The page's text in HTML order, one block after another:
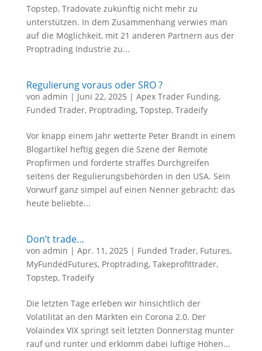
Topstep, Tradovate zukünftig nicht mehr zu
unterstützen. In dem Zusammenhang verwies man
auf die Möglichkeit, mit 21 anderen Partnern aus der
Proptrading Industrie zu...
Regulierung voraus oder SRO ?
von admin | Juni 22, 2025 | Apex Trader Funding,
Funded Trader, Proptrading, Topstep, Tradeify
Vor knapp einem Jahr wetterte Peter Brandt in einem
Blogartikel heftig gegen die Szene der Remote
Propfirmen und forderte straffes Durchgreifen
seitens der Regulierungsbehörden in den USA. Sein
Vorwurf ganz simpel auf einen Nenner gebracht: das
heute beliebte...
Don’t trade…
von admin | Apr. 11, 2025 | Funded Trader, Futures,
MyFundedFutures, Proptrading, Takeprofittrader,
Topstep, Tradeify
Die letzten Tage erleben wir hinsichtlich der
Volatilität an den Märkten ein Corona 2.0. Der
Volaindex VIX springt seit letzten Donnerstag munter
rauf und runter und erklomm dabei luftige Höhen…